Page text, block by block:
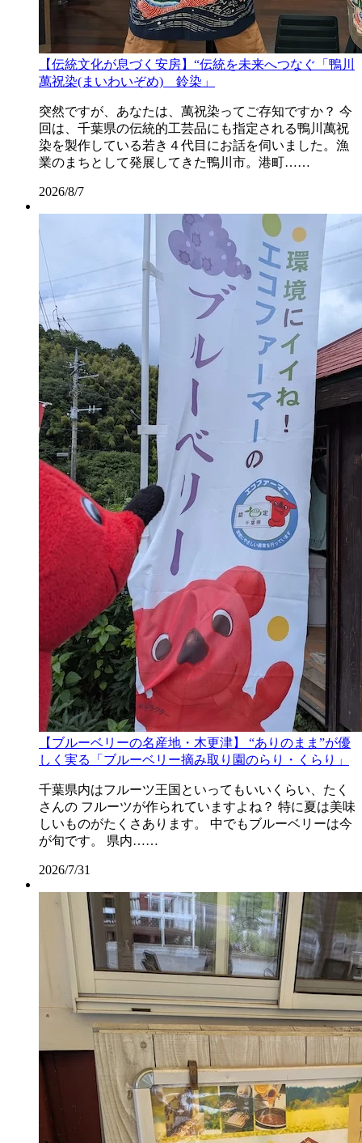
【伝統文化が息づく安房】“伝統を未来へつなぐ「鴨川
萬祝染(まいわいぞめ) 鈴染」
突然ですが、あなたは、萬祝染ってご存知ですか？ 今
回は、千葉県の伝統的工芸品にも指定される鴨川萬祝
染を製作している若き４代目にお話を伺いました。漁
業のまちとして発展してきた鴨川市。港町……
2026/8/7
【ブルーベリーの名産地・木更津】 “ありのまま”が優
しく実る「ブルーベリー摘み取り園のらり・くらり」
千葉県内はフルーツ王国といってもいいくらい、たく
さんの フルーツが作られていますよね？ 特に夏は美味
しいものがたくさあります。 中でもブルーベリーは今
が旬です。 県内……
2026/7/31